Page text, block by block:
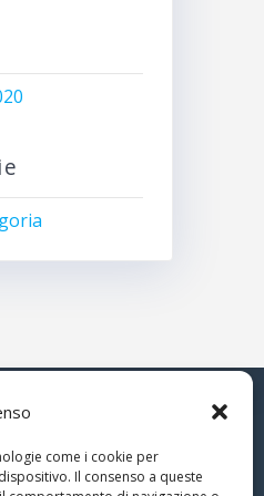
come i cookie per
Il consenso a queste
Astrofili